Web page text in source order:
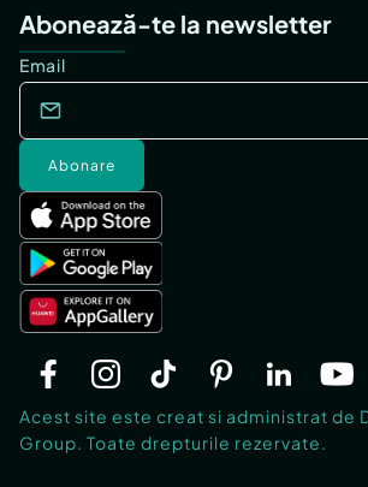
Abonează-te la newsletter
Email
Abonare
Acest site este creat si administrat de
Group. Toate drepturile rezervate.